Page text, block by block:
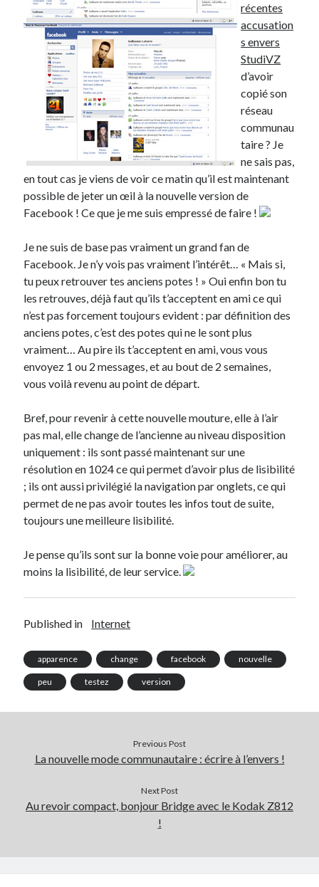
Derniers articles
Proxae ou comment prouver que vous aviez cette idée avant tout le
monde
La Mesa Ya! ou comment trouver un bon restaurant sur la Costa Blanca
Banaya ou comment créer une marque élégante pour chiens et chats
protonURL ou comment partager des mots de passe ou informations
confidentielles de façon sécurisée ?
Corriger l’erreur « ‘ps_tablename’ doesn’t exist » sur PrestaShop avec
MySQL 8
Suivez-moi :)
cURL 60 ?
récentes
accusation
s envers
StudiVZ
d’avoir
copié son
réseau
communau
taire ? Je
ne sais pas,
en tout cas je viens de voir ce matin qu’il est maintenant
possible de jeter un œil à la nouvelle version de
Facebook ! Ce que je me suis empressé de faire !
Je ne suis de base pas vraiment un grand fan de
Facebook. Je n’y vois pas vraiment l’intérêt… « Mais si,
tu peux retrouver tes anciens potes ! » Oui enfin bon tu
les retrouves, déjà faut qu’ils t’acceptent en ami ce qui
n’est pas forcement toujours evident : par définition des
anciens potes, c’est des potes qui ne le sont plus
vraiment… Au pire ils t’acceptent en ami, vous vous
envoyez 1 ou 2 messages, et au bout de 2 semaines,
vous voilà revenu au point de départ.
Bref, pour revenir à cette nouvelle mouture, elle à l’air
pas mal, elle change de l’ancienne au niveau disposition
uniquement : ils sont passé maintenant sur une
résolution en 1024 ce qui permet d’avoir plus de lisibilité
; ils ont aussi privilégié la navigation par onglets, ce qui
permet de ne pas avoir toutes les infos tout de suite,
toujours une meilleure lisibilité.
Je pense qu’ils sont sur la bonne voie pour améliorer, au
moins la lisibilité, de leur service.
Published in Internet
apparence change facebook nouvelle
peu testez version
Previous Post
La nouvelle mode communautaire : écrire à l’envers !
Next Post
Au revoir compact, bonjour Bridge avec le Kodak Z812
!